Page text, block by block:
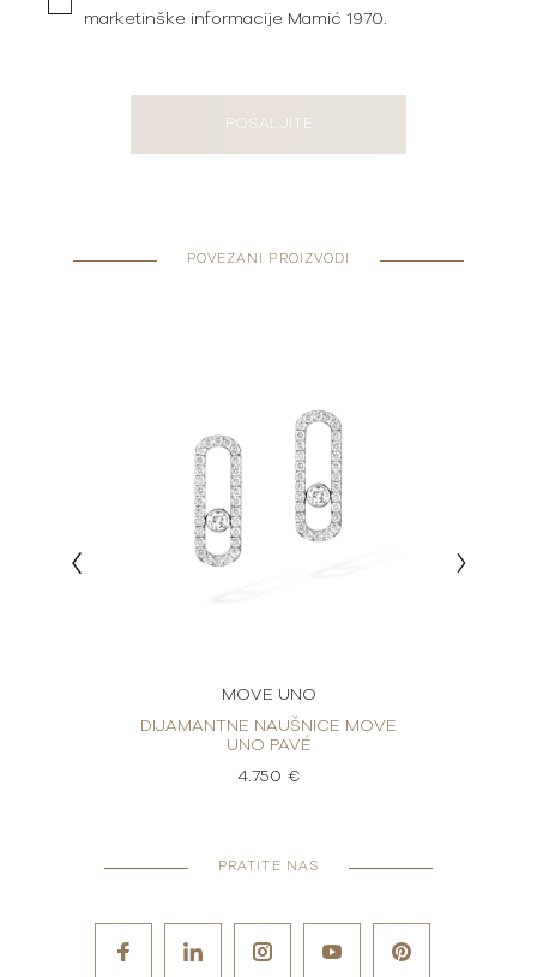
marketinške informacije Mamić 1970.
POŠALJITE
POVEZANI PROIZVODI
MOVE UNO
DIJAMANTNE NAUŠNICE MOVE
UNO PAVÉ
4.750 €
PRATITE NAS